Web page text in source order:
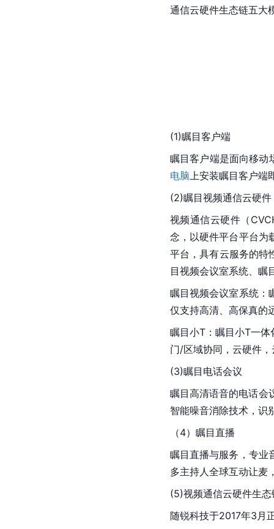
通信云硬件生态链五大
(1)瞩目客户端
瞩目客户端是面向移动
电脑 上安装瞩目客户
(2)瞩目视频通信云硬
视频通信云硬件（
念，以硬件平台平台为
平台，具有云服务的特
目视频会议室系统、瞩
瞩目视频会议室系统：
仅支持高清、高保真的
瞩目小T：瞩目小T一
门/区域协同，云硬件
(3)瞩目电话会议
瞩目高清语音的电话会
智能噪音消除技术，识
（4）瞩目直播
瞩目直播与服务，专业
多主持人全球互动让麦
(5)视频通信云硬件生态
随锐科技于2017年3月